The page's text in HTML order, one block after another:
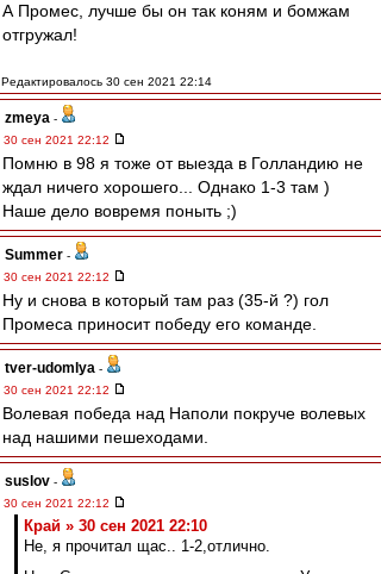
А Промес, лучше бы он так коням и бомжам
отгружал!
Редактировалось 30 сен 2021 22:14
zmeya -
30 сен 2021 22:12
Помню в 98 я тоже от выезда в Голландию не
ждал ничего хорошего... Однако 1-3 там )
Наше дело вовремя поныть ;)
Summer -
30 сен 2021 22:12
Ну и снова в который там раз (35-й ?) гол
Промеса приносит победу его команде.
tver-udomlya -
30 сен 2021 22:12
Волевая победа над Наполи покруче волевых
над нашими пешеходами.
suslov -
30 сен 2021 22:12
Край » 30 сен 2021 22:10
Не, я прочитал щас.. 1-2,отлично.